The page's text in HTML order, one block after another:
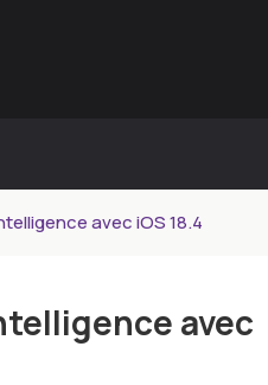
avec iOS 18.4
avec